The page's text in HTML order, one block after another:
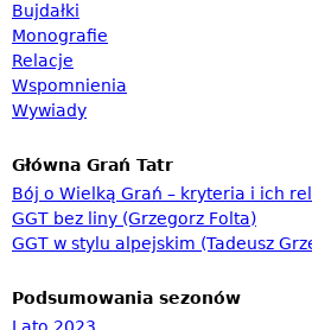
w
a
n
i
Bujdałki
Monografie
Relacje
Wspomnienia
Wywiady
Główna Grań Tatr
Bój o Wielką Grań – kryteria i ich
GGT bez liny (Grzegorz Folta)
GGT w stylu alpejskim (Tadeusz
Podsumowania sezonów